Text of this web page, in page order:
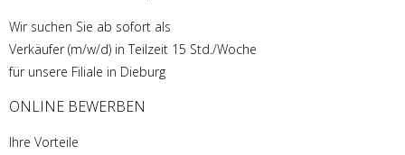
Wir suchen Sie ab sofort als
Verkäufer (m/w/d) in Teilzeit 15 Std./Woche
für unsere Filiale in Dieburg
ONLINE BEWERBEN
Ihre Vorteile